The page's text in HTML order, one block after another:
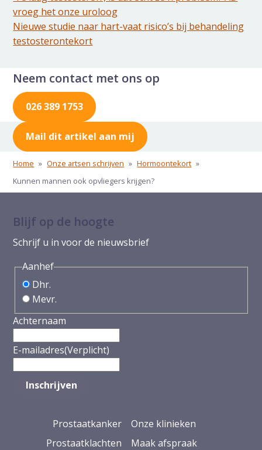
vroeg het onze uroloog
Nieuwe studie naar hart-vaat risico’s bij behandeling
testosterontekort
Neem contact met ons op
026 389 1753
Mail dit artikel aan mij
Home » Onze artsen schrijven » Hormoontekort »
Kunnen mannen ook opvliegers krijgen?
Blijf op de hoogte
Schrijf u in voor de nieuwsbrief
Aanhef
Dhr.
Mevr.
Achternaam
E-mailadres(Verplicht)
Prostaatkanker
Prostaatklachten
Onze klinieken
Maak afspraak